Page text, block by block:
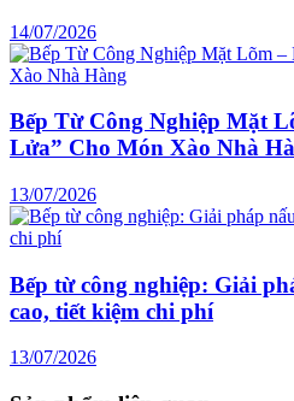
14/07/2026
Bếp Từ Công Nghiệp Mặt
Lửa” Cho Món Xào Nhà
13/07/2026
Bếp từ công nghiệp: Giải
cao, tiết kiệm chi phí
13/07/2026